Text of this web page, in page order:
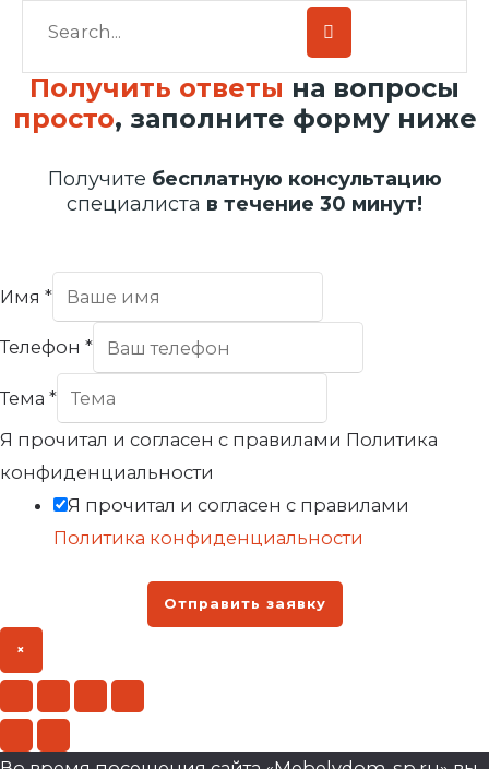
Получить ответы на вопросы
просто, заполните форму ниже
Получите бесплатную консультацию
специалиста в течение 30 минут!
Имя *
Телефон *
Тема *
Я прочитал и согласен с правилами Политика
конфиденциальности
Я прочитал и согласен с правилами
Политика конфиденциальности
Отправить заявку
×